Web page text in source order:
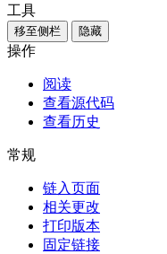
工具
移至侧栏 隐藏
操作
阅读
查看源代码
查看历史
常规
链入页面
相关更改
打印版本
固定链接